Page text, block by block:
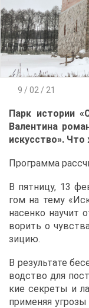
9 / 02 / 21
Парк ис­то­рии
Ва­лен­ти­на
ис­кус­ство».
Про­грам­ма
В пят­ни­цу, 13
гом на те­му
на­сен­ко на­учит
во­рить о
зи­цию.
В ре­зуль­та­те
вод­ство для
кие сек­ре­ты и
при­ме­няя